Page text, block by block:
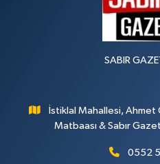
SABIR
İstiklal Mahallesi,
Matbaası & Sabır
0552